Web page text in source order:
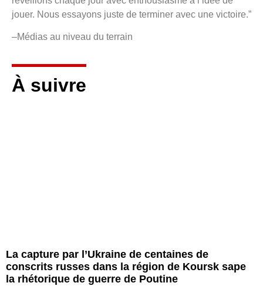
jouer. Nous essayons juste de terminer avec une victoire.”
–Médias au niveau du terrain
À suivre
La capture par l’Ukraine de centaines de
conscrits russes dans la région de Koursk sape
la rhétorique de guerre de Poutine